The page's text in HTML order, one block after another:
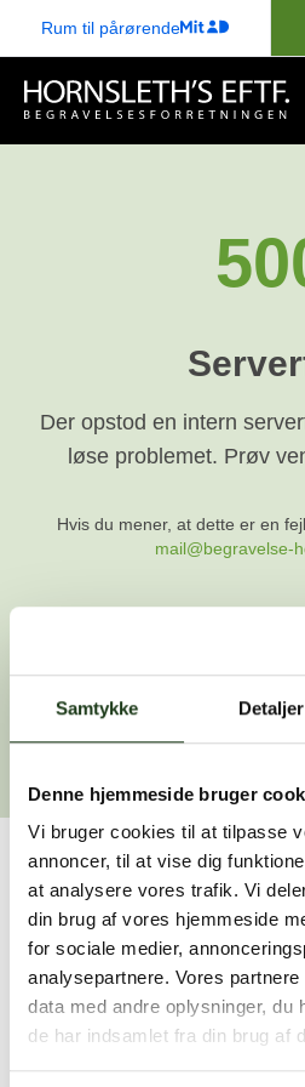
Samtykke Detaljer
Denne hjemmeside bruger
Vi bruger cookies til at tilpasse
annoncer, til at vise dig
at analysere vores trafik. Vi
din brug af vores hjemmeside
for sociale medier,
analysepartnere. Vores
data med andre oplysninger, du
de har indsamlet fra din brug af
Rum til pårørende
Der opstod en intern
løse problemet. Prøv
Hvis du mener, at dette er en
mail@begravelse-
Gå
Har du brug
Vi er her for at hjælpe dig. Du er
os, hvis du har spørgsmål
59 45
Find